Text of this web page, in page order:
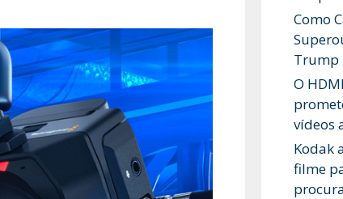
Como
Trump
O
vídeos
Kodak
filme